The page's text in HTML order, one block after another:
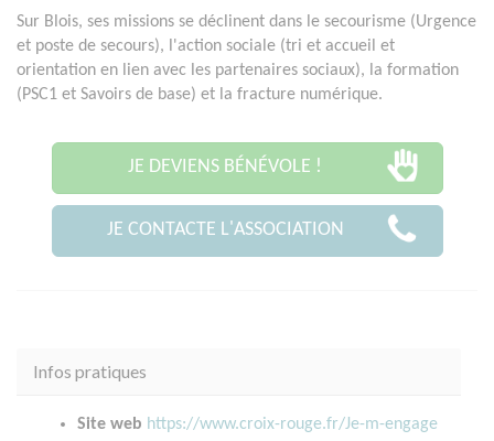
Sur Blois, ses missions se déclinent dans le secourisme (Urgence
et poste de secours), l'action sociale (tri et accueil et
orientation en lien avec les partenaires sociaux), la formation
(PSC1 et Savoirs de base) et la fracture numérique.
JE DEVIENS BÉNÉVOLE !
JE CONTACTE L'ASSOCIATION
Infos pratiques
Site web https://www.croix-rouge.fr/Je-m-engage